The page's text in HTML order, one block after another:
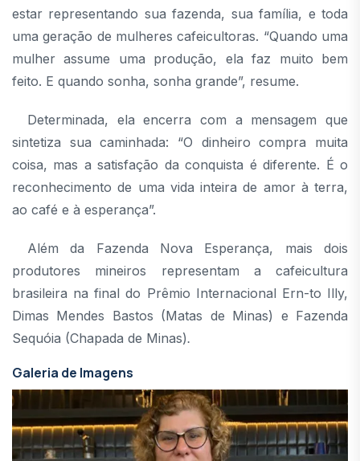
estar representando sua fazenda, sua família, e toda
uma geração de mulheres cafeicultoras. “Quando uma
mulher assume uma produção, ela faz muito bem
feito. E quando sonha, sonha grande”, resume.
Determinada, ela encerra com a mensagem que
sintetiza sua caminhada: “O dinheiro compra muita
coisa, mas a satisfação da conquista é diferente. É o
reconhecimento de uma vida inteira de amor à terra,
ao café e à esperança”.
Além da Fazenda Nova Esperança, mais dois
produtores mineiros representam a cafeicultura
brasileira na final do Prêmio Internacional Ern-to Illy,
Dimas Mendes Bastos (Matas de Minas) e Fazenda
Sequóia (Chapada de Minas).
Galeria de Imagens